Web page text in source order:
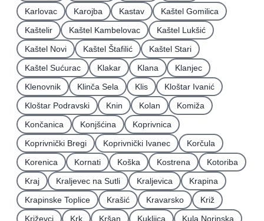
Karlovac
Karojba Kastav
Kaštel Gomilica
Kaštelir
Kaštel Kambelovac
Kaštel Lukšić
Kaštel Novi
Kaštel Štafilić
Kaštel Stari
Kaštel Sućurac
Klakar Klana
Klanjec
Klenovnik
Klinča Sela Klis
Kloštar Ivanić
Kloštar Podravski
Knin Kolan
Komiža
Končanica
Konjšćina
Koprivnica
Koprivnički Bregi
Koprivnički Ivanec
Korčula
Korenica
Kornati Koška Kostrena
Kotoriba
Kraj
Kraljevec na Sutli Kraljevica
Krapina
Krapinske Toplice
Krašić Kravarsko
Križ
Križevci
Krk Kršan Kukljica
Kula Norinska